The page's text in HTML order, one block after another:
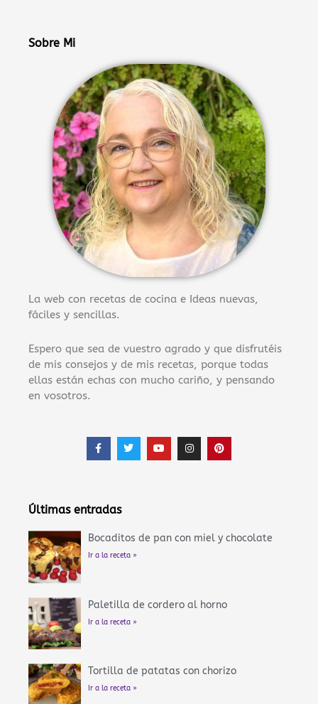
Sobre Mi
La web con recetas de cocina e Ideas nuevas,
fáciles y sencillas.
Espero que sea de vuestro agrado y que disfrutéis
de mis consejos y de mis recetas, porque todas
ellas están echas con mucho cariño, y pensando
en vosotros.
F
a
c
k
T
w
i
Y
o
u
I
n
s
P
i
n
Últimas entradas
Bocaditos de pan con miel y chocolate
Ir a la receta »
Paletilla de cordero al horno
Ir a la receta »
Tortilla de patatas con chorizo
Ir a la receta »